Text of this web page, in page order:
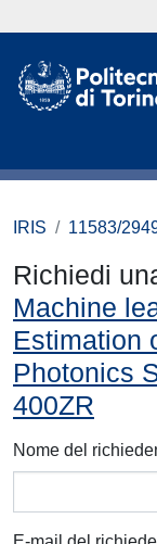
IRIS 11583/
Richiedi
Machine
Estimation
Photonics
400ZR
Nome del